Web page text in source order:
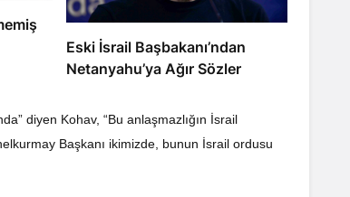
Eski İsrail Başbakanı’ndan
Netanyahu’ya Ağır Sözler
diyen Kohav, “Bu anlaşmazlığın İsrail
Başkanı ikimizde, bunun İsrail ordusu